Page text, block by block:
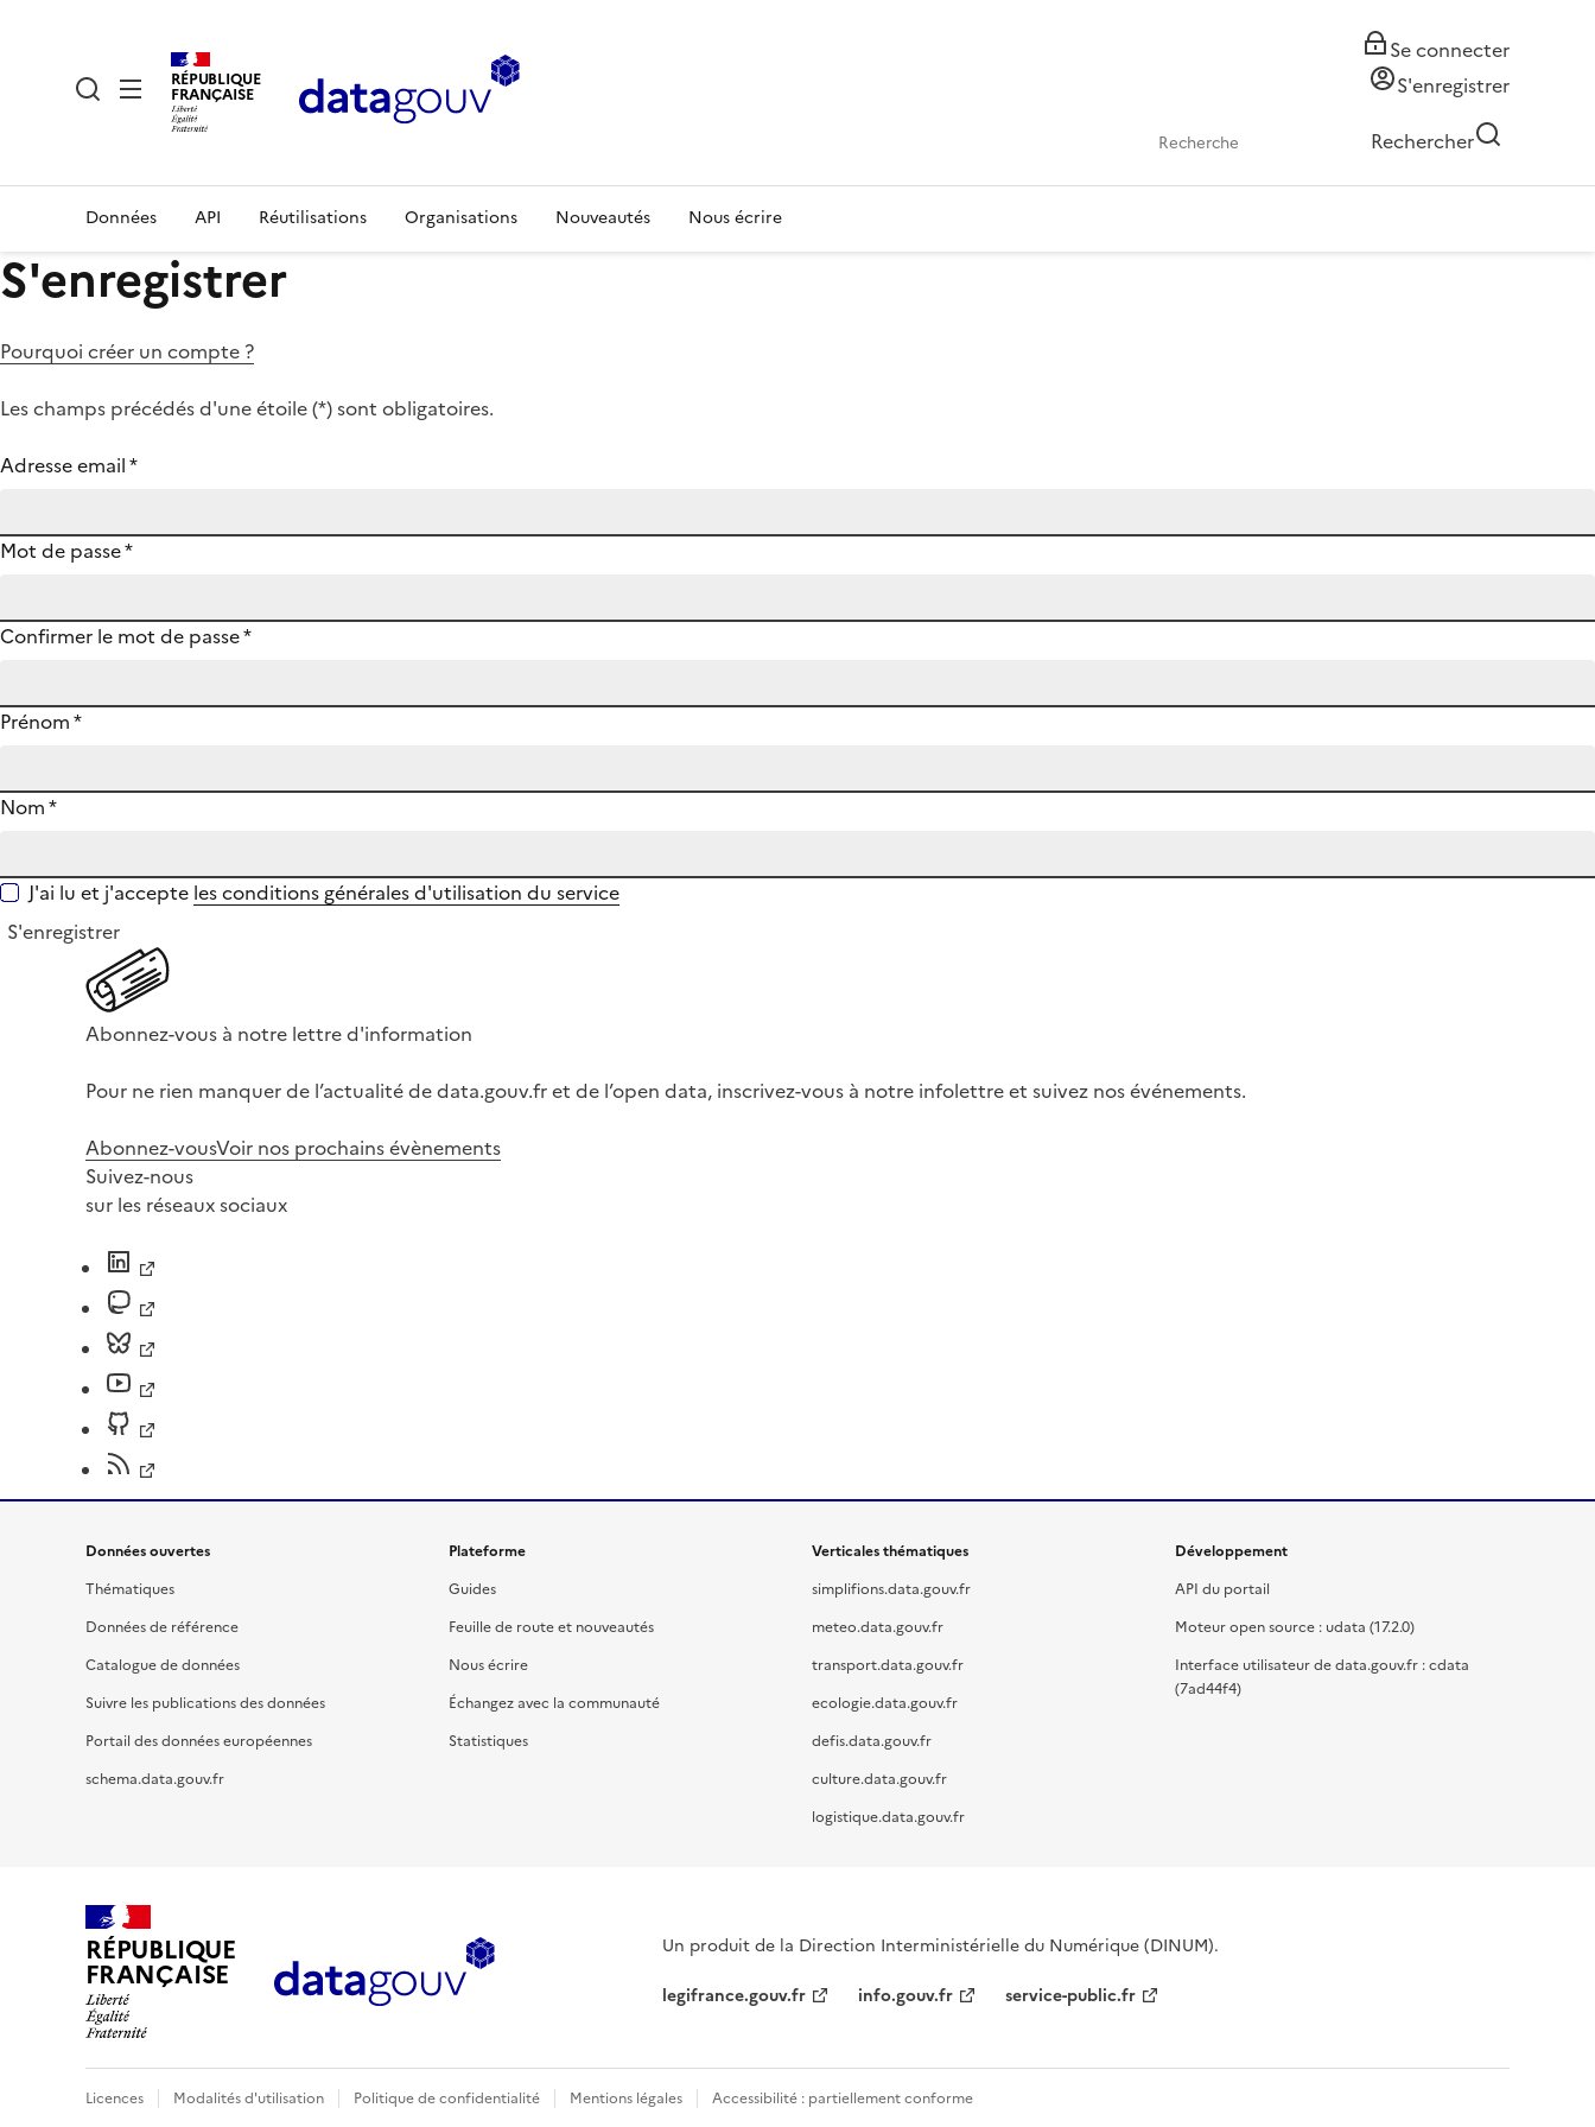
RÉPUBLIQUE
FRANÇAISE
Se connecter
S'enregistrer
Rechercher
Données API Réutilisations Organisations Nouveautés Nous écrire
S'enregistrer
Pourquoi créer un compte ?
Les champs précédés d'une étoile (*) sont obligatoires.
Adresse email*
Mot de passe*
Confirmer le mot de passe*
Prénom*
Nom*
J'ai lu et j'accepte les conditions générales d'utilisation du service
S'enregistrer
Abonnez-vous à notre lettre d'information
Pour ne rien manquer de l’actualité de data.gouv.fr et de l’open data, inscrivez-vous à notre infolettre et suivez nos événements.
Abonnez-vousVoir nos prochains évènements
Suivez-nous
sur les réseaux sociaux
Données ouvertes
Thématiques
Données de référence
Catalogue de données
Suivre les publications des données
Portail des données européennes
schema.data.gouv.fr
Plateforme
Guides
Feuille de route et nouveautés
Nous écrire
Échangez avec la communauté
Statistiques
Verticales thématiques
simplifions.data.gouv.fr
meteo.data.gouv.fr
transport.data.gouv.fr
ecologie.data.gouv.fr
defis.data.gouv.fr
culture.data.gouv.fr
logistique.data.gouv.fr
Développement
API du portail
Moteur open source : udata (17.2.0)
Interface utilisateur de data.gouv.fr : cdata
(7ad44f4)
RÉPUBLIQUE
FRANÇAISE
Un produit de la Direction Interministérielle du Numérique (DINUM).
legifrance.gouv.fr
info.gouv.fr service-public.fr
Licences Modalités d'utilisation Politique de confidentialité Mentions légales Accessibilité : partiellement conforme